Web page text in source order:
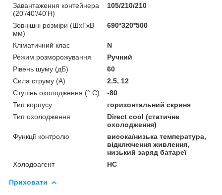
Завантаження контейнера
(20'/40'/40'H)
105/210/210
Зовнішні розміри (ШхГхВ
мм)
690*320*500
Кліматичний клас
N
Режим розморожування
Ручний
Рівень шуму (дБ)
60
Сила струму (А)
2.5, 12
Ступінь охолодження (° C)
-80
Тип корпусу
горизонтальний скриня
Тип охолодження
Direct cool (статичне
охолодження)
Функції контролю
висока/низька температура,
відключення живлення,
низький заряд батареї
Холодоагент
HC
Приховати